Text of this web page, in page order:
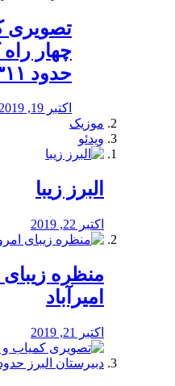
️تصویری
چهار راه
حدود ۱۳۱۱ه ش
اکتبر 19, 2019
موزیک
ویدئو
البرز زیبا
اکتبر 22, 2019
منظره‌‌
امیرآباد
اکتبر 21, 2019